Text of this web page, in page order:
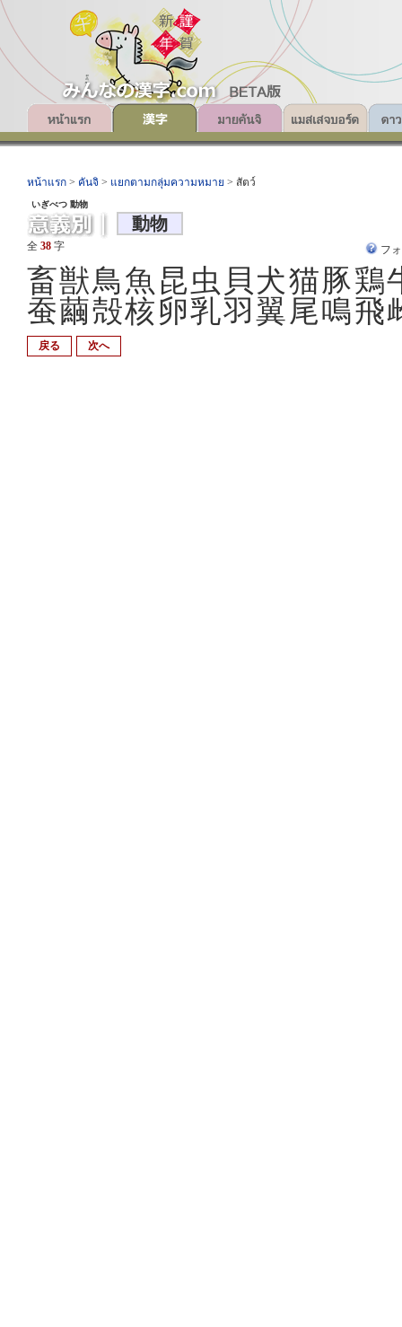
หน้าแรก > คันจิ > แยกตามกลุ่มความหมาย > สัตว์
いぎべつ 動物
動物
全 38 字 フ
畜獣鳥魚昆虫貝犬猫豚鶏
蚕繭殻核卵乳羽翼尾鳴飛
戻る 次へ